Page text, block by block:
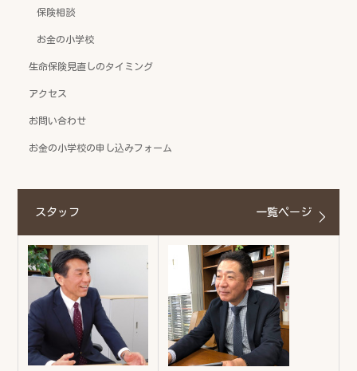
保険相談
お金の小学校
生命保険見直しのタイミング
アクセス
お問い合わせ
お金の小学校の申し込みフォーム
スタッフ 一覧ページ